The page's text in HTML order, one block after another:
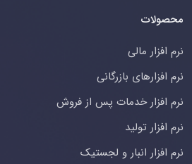
محصولات
نرم افزار مالی
نرم افزارهای بازرگانی
نرم افزار خدمات پس از فروش
نرم افزار تولید
نرم افزار انبار و لجستیک